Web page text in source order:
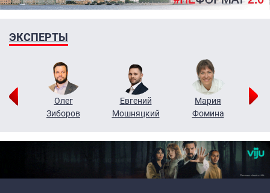
ЭКСПЕРТЫ
Олег
Зиборов
Евгений
Мошняцкий
Мария
Фомина